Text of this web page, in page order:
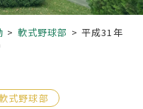
軟式野球部
平成31年
式野球部